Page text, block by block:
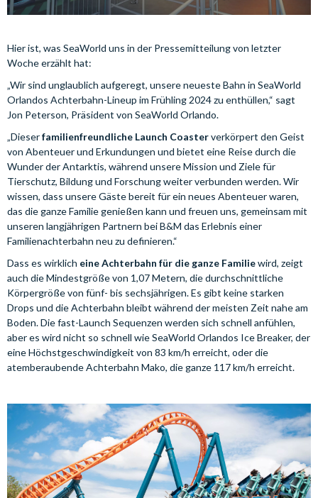
Hier ist, was SeaWorld uns in der Pressemitteilung von letzter
Woche erzählt hat:
„Wir sind unglaublich aufgeregt, unsere neueste Bahn in SeaWorld
Orlandos Achterbahn-Lineup im Frühling 2024 zu enthüllen,“ sagt
Jon Peterson, Präsident von SeaWorld Orlando.
„Dieserfamilienfreundliche Launch Coasterverkörpert den Geist
von Abenteuer und Erkundungen und bietet eine Reise durch die
Wunder der Antarktis, während unsere Mission und Ziele für
Tierschutz, Bildung und Forschung weiter verbunden werden. Wir
wissen, dass unsere Gäste bereit für ein neues Abenteuer waren,
das die ganze Familie genießen kann und freuen uns, gemeinsam mit
unseren langjährigen Partnern bei B&M das Erlebnis einer
Familienachterbahn neu zu definieren.“
Dass es wirklich eine Achterbahn für die ganze Familiewird, zeigt
auch die Mindestgröße von 1,07 Metern, die durchschnittliche
Körpergröße von fünf- bis sechsjährigen. Es gibt keine starken
Drops und die Achterbahn bleibt während der meisten Zeit nahe am
Boden. Die fast-Launch Sequenzen werden sich schnell anfühlen,
aber es wird nicht so schnell wie SeaWorld Orlandos Ice Breaker, der
eine Höchstgeschwindigkeit von 83 km/h erreicht, oder die
atemberaubende Achterbahn Mako, die ganze 117 km/h erreicht.